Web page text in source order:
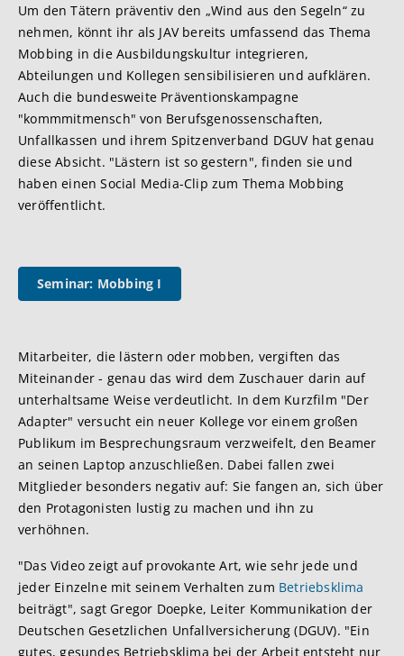
Um den Tätern präventiv den „Wind aus den Segeln“ zu
nehmen, könnt ihr als JAV bereits umfassend das Thema
Mobbing in die Ausbildungskultur integrieren,
Abteilungen und Kollegen sensibilisieren und aufklären.
Auch die bundesweite Präventionskampagne
"kommmitmensch" von Berufsgenossenschaften,
Unfallkassen und ihrem Spitzenverband DGUV hat genau
diese Absicht. "Lästern ist so gestern", finden sie und
haben einen Social Media-Clip zum Thema Mobbing
veröffentlicht.
Seminar: Mobbing I
Mitarbeiter, die lästern oder mobben, vergiften das
Miteinander - genau das wird dem Zuschauer darin auf
unterhaltsame Weise verdeutlicht. In dem Kurzfilm "Der
Adapter" versucht ein neuer Kollege vor einem großen
Publikum im Besprechungsraum verzweifelt, den Beamer
an seinen Laptop anzuschließen. Dabei fallen zwei
Mitglieder besonders negativ auf: Sie fangen an, sich über
den Protagonisten lustig zu machen und ihn zu
verhöhnen.
"Das Video zeigt auf provokante Art, wie sehr jede und
jeder Einzelne mit seinem Verhalten zum Betriebsklima
beiträgt", sagt Gregor Doepke, Leiter Kommunikation der
Deutschen Gesetzlichen Unfallversicherung (DGUV). "Ein
gutes, gesundes Betriebsklima bei der Arbeit entsteht nur